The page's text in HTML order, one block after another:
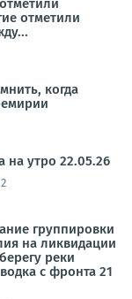
отметили
когда
на утро 22.05.26
группировки
на ликвидации
реки
с фронта 21